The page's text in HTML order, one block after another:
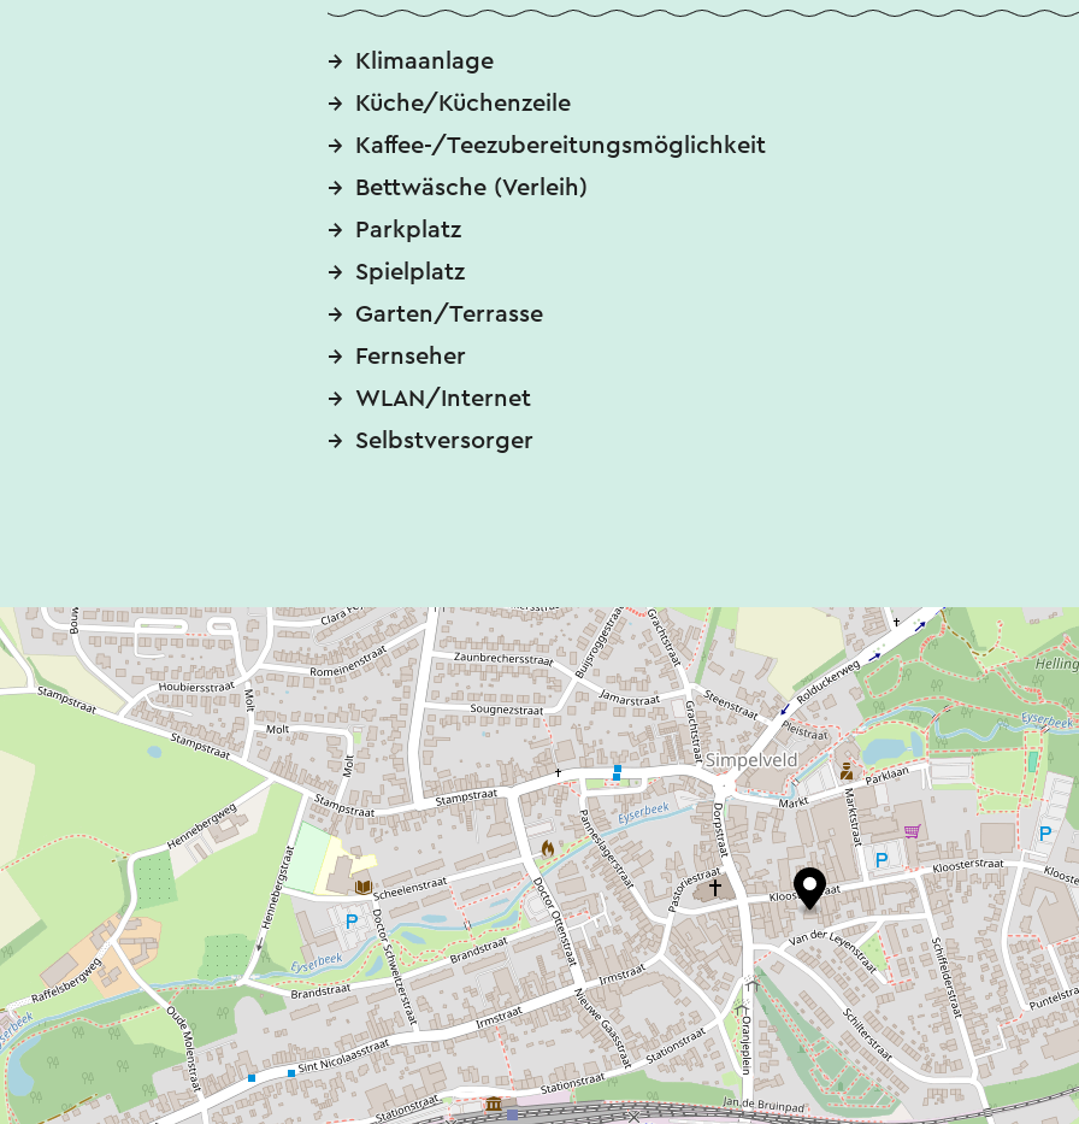
Klimaanlage
Küche/Küchenzeile
Kaffee-/Teezubereitungsmöglichkeit
Bettwäsche (Verleih)
Parkplatz
Spielplatz
Garten/Terrasse
Fernseher
WLAN/Internet
Selbstversorger